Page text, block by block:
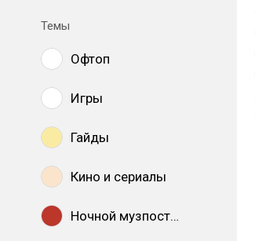
Темы
Офтоп
Игры
Гайды
Кино и сериалы
Ночной музпостинг